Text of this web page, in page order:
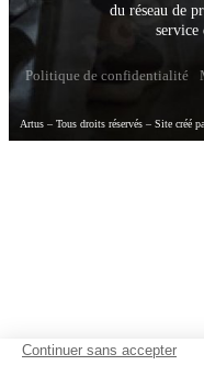
du réseau de
Politique de confidentialité
Artus – Tous droits réservés – Site créé